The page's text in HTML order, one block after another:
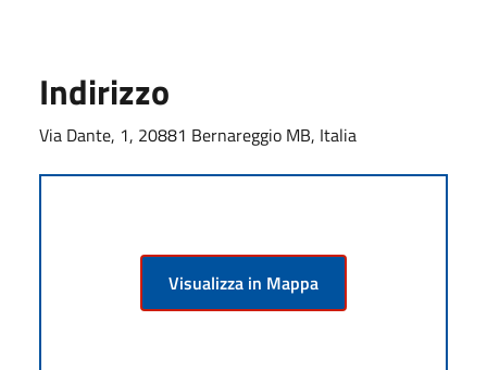
Indirizzo
Via Dante, 1, 20881 Bernareggio MB, Italia
Visualizza in Mappa